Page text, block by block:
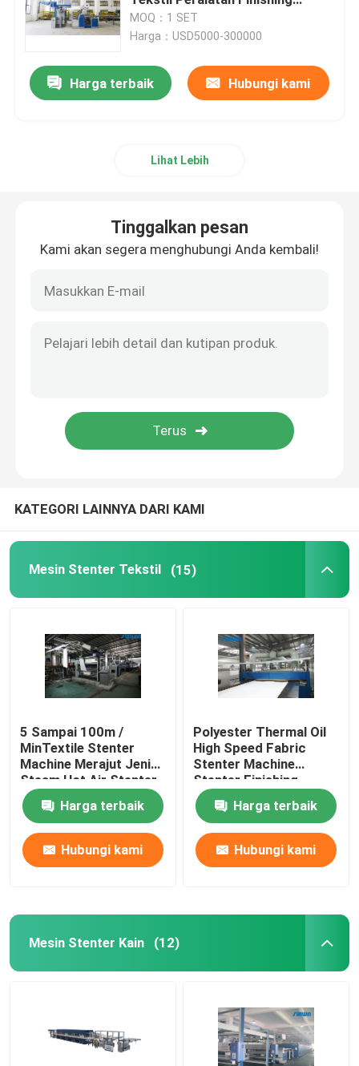
Mesin Bingkai Tenter
mesin pencelupan tekstil
mesin finishing stenter
Mesin Pengering Santai
Tekstil
MOQ：1 SET
Harga：USD5000-300000
Harga terbaik Hubungi kami
Lihat Lebih
Tinggalkan pesan
Kami akan segera menghubungi Anda kembali!
KATEGORI LAINNYA DARI KAMI
Mesin Stenter Tekstil (15)
5 Sampai 100m /
MinTextile Stenter
Machine Merajut Jenis
Steam Hot Air Stenter
Machine
Harga terbaik
Hubungi kami
Polyester Thermal Oil
High Speed ​​Fabric
Stenter Machine
Stenter Finishing
Process
Harga terbaik
Hubungi kami
Mesin Stenter Kain (12)